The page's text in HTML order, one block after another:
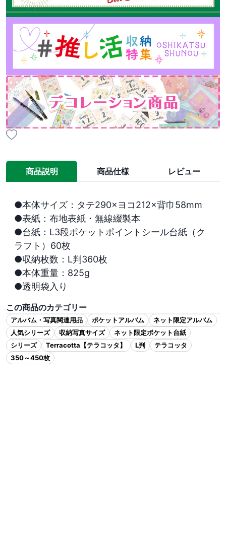
商品説明 商品仕様 レビュー
●本体サイズ：タテ290×ヨコ212×背巾58mm
●表紙：布地表紙・無線綴製本
●台紙：L3段ポケットポイントシール台紙（ク
ラフト）60枚
●収納枚数：L判360枚
●本体重量：825g
●透明袋入り
この商品のカテゴリー
アルバム・写真関連用品 ポケットアルバム
ネット限定アルバム
人気シリーズ
収納写真サイズ
ネット限定ポケット台紙
シリーズ
Terracotta【テラコッタ】 L判
テラコッタ
350～450枚